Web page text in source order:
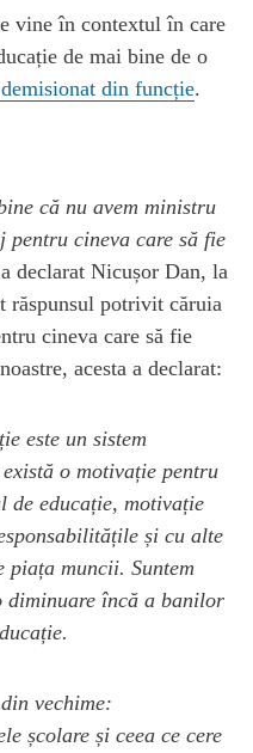
vine în contextul în care
de mai bine de o
din funcție.
că nu avem ministru
cineva care să fie
a declarat Nicușor Dan, la
răspunsul potrivit căruia
cineva care să fie
acesta a declarat:
este un sistem
o motivație pentru
de educație, motivație
și cu alte
piața muncii. Suntem
diminuare încă a banilor
vechime:
școlare și ceea ce cere